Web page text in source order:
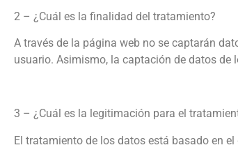
2 – ¿Cuál es la finalidad del tratamiento?
A través de la página web no se captarán
usuario. Asimismo, la captación de datos de
3 – ¿Cuál es la legitimación para el
El tratamiento de los datos está basado en